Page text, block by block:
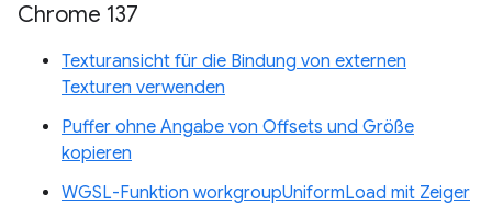
Chrome 137
Texturansicht für die Bindung von externen
Texturen verwenden
Puffer ohne Angabe von Offsets und Größe
kopieren
WGSL-Funktion workgroupUniformLoad mit Zeiger